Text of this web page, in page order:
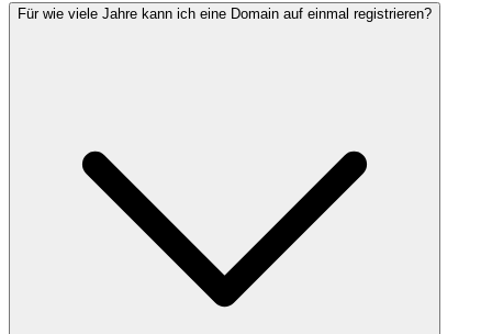
Für wie viele Jahre kann ich eine Domain auf einmal registrieren?